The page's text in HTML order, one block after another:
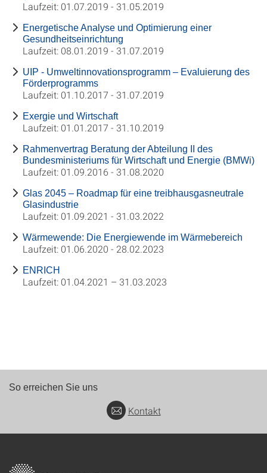
Laufzeit: 01.07.2019 - 31.05.2019
Energetische Analyse und Optimierung einer
Gesundheitseinrichtung
Laufzeit: 08.01.2019 - 31.07.2019
UIP - Umweltinnovationsprogramm – Evaluierung des
Förderprogramms
Laufzeit: 01.10.2017 - 31.07.2019
Exergie und Wirtschaft
Laufzeit: 01.01.2017 - 31.10.2019
Rahmenvertrag Beratung der Abteilung II des
Bundesministeriums für Wirtschaft und Energie (BMWi)
Laufzeit: 01.09.2016 - 31.08.2020
Glas 2045 – Roadmap für eine treibhausgasneutrale
Glasindustrie
Laufzeit: 01.09.2021 - 31.03.2022
Wärmewende: Die Energiewende im Wärmebereich
Laufzeit: 01.06.2020 - 28.02.2023
ENRICH
Laufzeit: 01.04.2021 – 31.03.2023
So erreichen Sie uns
Kontakt